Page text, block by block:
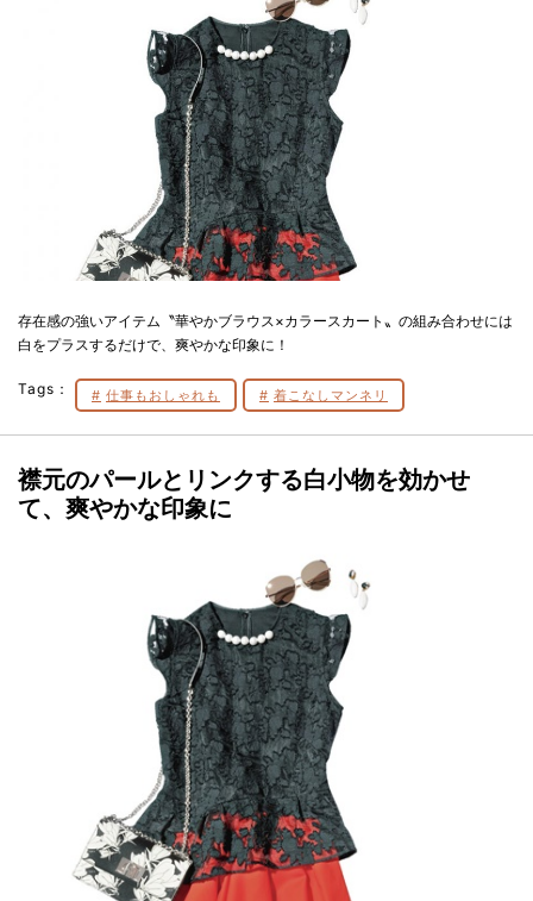
存在感の強いアイテム〝華やかブラウス×カラースカート〟の組み合わせには
白をプラスするだけで、爽やかな印象に！
Tags： 仕事もおしゃれも 着こなしマンネリ
襟元のパールとリンクする白小物を効かせ
て、爽やかな印象に